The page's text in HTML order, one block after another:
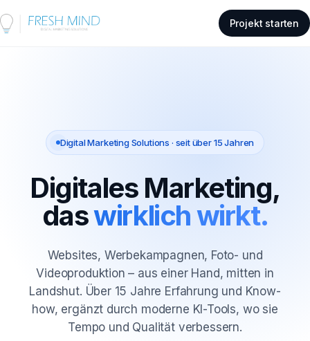
Projekt starten
Digital Marketing Solutions · seit über 15 Jahren
Digitales Marketing,
daswirklich wirkt.
Websites, Werbekampagnen, Foto- und
Videoproduktion – aus einer Hand, mitten in
Landshut. Über 15 Jahre Erfahrung und Know-
how, ergänzt durch moderne KI-Tools, wo sie
Tempo und Qualität verbessern.